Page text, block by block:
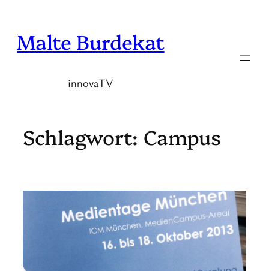
springen
Malte Burdekat
innovaTV
Schlagwort: Campus